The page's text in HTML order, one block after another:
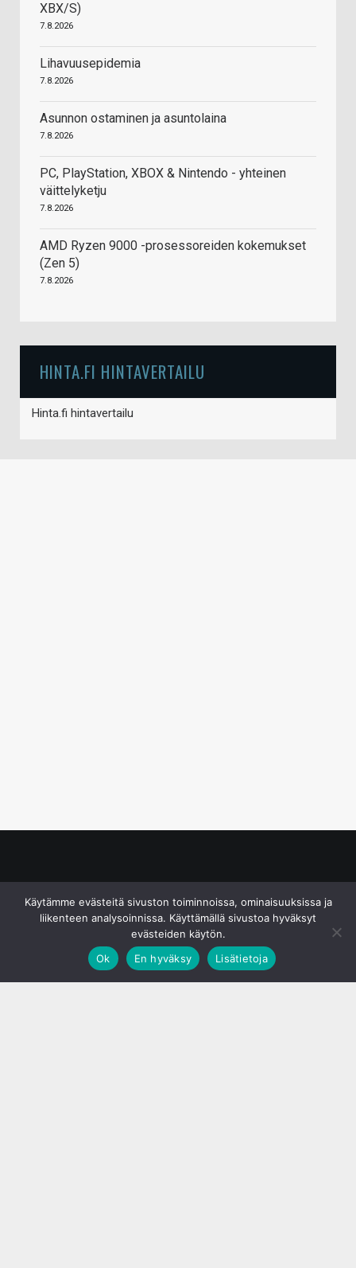
XBX/S)
7.8.2026
Lihavuusepidemia
7.8.2026
Asunnon ostaminen ja asuntolaina
7.8.2026
PC, PlayStation, XBOX & Nintendo - yhteinen
väittelyketju
7.8.2026
AMD Ryzen 9000 -prosessoreiden kokemukset
(Zen 5)
7.8.2026
HINTA.FI HINTAVERTAILU
Hinta.fi hintavertailu
Käytämme evästeitä sivuston toiminnoissa, ominaisuuksissa ja
liikenteen analysoinnissa. Käyttämällä sivustoa hyväksyt
evästeiden käytön.
Ok
En hyväksy Lisätietoja